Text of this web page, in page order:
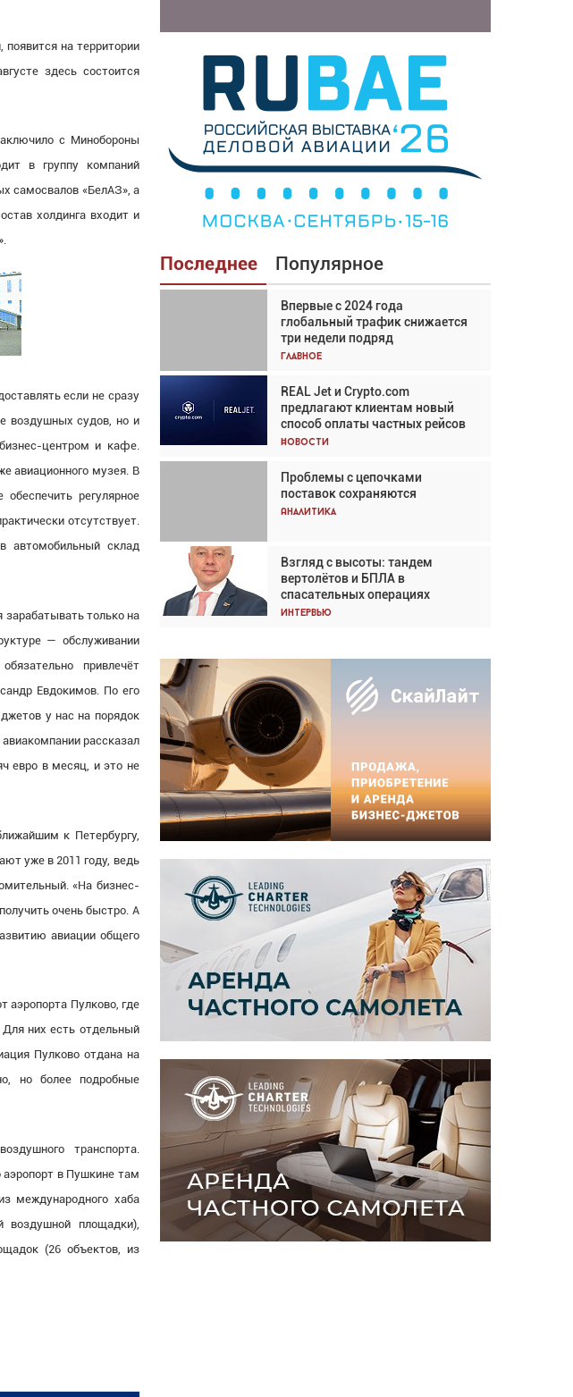
на территории
здесь состоится
с Минобороны
в группу компаний
самосвалов «БелАЗ», а
холдинга входит и
если не сразу
воздушных судов, но и
центром и кафе.
авиационного музея. В
регулярное
отсутствует.
автомобильный склад
только на
— обслуживании
привлечёт
Евдокимов. По его
у нас на порядок
рассказал
евро в месяц, и это не
к Петербургу,
уже в 2011 году, ведь
«На бизнес-
очень быстро. А
авиации общего
аэропорта Пулково, где
них есть отдельный
Пулково отдана на
но более подробные
транспорта.
аэропорт в Пушкине там
международного хаба
воздушной площадки),
(26 объектов, из
Последнее Популярное
Впервые с 2024 года
глобальный трафик снижается
три недели подряд
Главное
REAL Jet и Crypto.com
предлагают клиентам новый
способ оплаты частных рейсов
Новости
Проблемы с цепочками
поставок сохраняются
Аналитика
Взгляд с высоты: тандем
вертолётов и БПЛА в
спасательных операциях
Интервью
Взгляд с высоты: тандем
вертолётов и БПЛА в
спасательных операциях
Главное
Авиационный фотограф Дэйв
Кох: «Фотография говорит сама
за себя... а ИИ всё портит»
Новости
Впервые с 2024 года
глобальный трафик снижается
три недели подряд
Частный самолёт – это актив.
Подходите к покупке
соответствующим образом
Интервью